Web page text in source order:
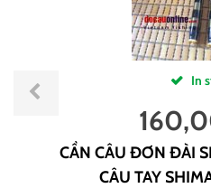
In
CẦN CÂU ĐƠN ĐÀI
CÂU TAY